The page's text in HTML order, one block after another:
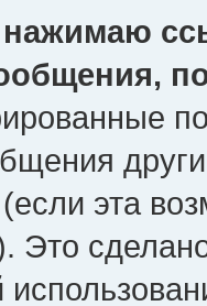
нажимаю
эта
Это